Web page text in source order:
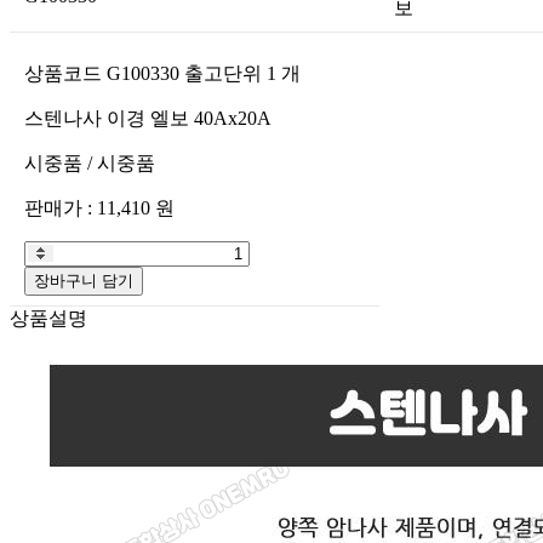
보
상품코드 G100330 출고단위 1 개
스텐나사 이경 엘보 40Ax20A
시중품 / 시중품
판매가 : 11,410 원
장바구니 담기
상품설명